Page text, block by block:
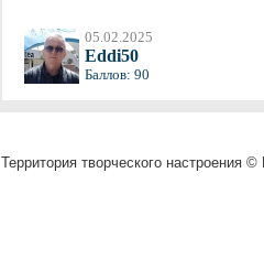
05.02.2025
Eddi50
Баллов: 90
Территория творческого настроения